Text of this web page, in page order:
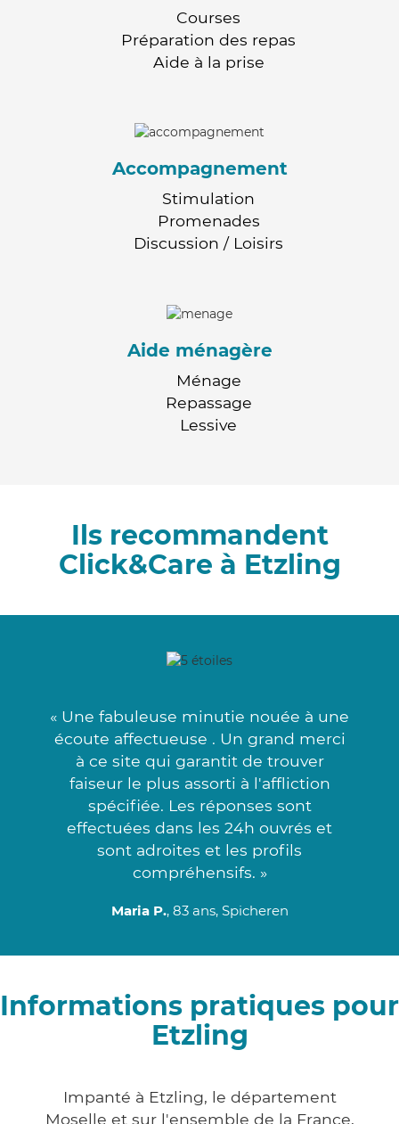
Courses
Préparation des repas
Aide à la prise
Accompagnement
Stimulation
Promenades
Discussion / Loisirs
Aide ménagère
Ménage
Repassage
Lessive
Ils recommandent
Click&Care à Etzling
« Une fabuleuse minutie nouée à une
écoute affectueuse . Un grand merci
à ce site qui garantit de trouver
faiseur le plus assorti à l'affliction
spécifiée. Les réponses sont
effectuées dans les 24h ouvrés et
sont adroites et les profils
compréhensifs. »
Maria P., 83 ans, Spicheren
Informations pratiques pour
Etzling
Impanté à Etzling, le département
Moselle et sur l'ensemble de la France,